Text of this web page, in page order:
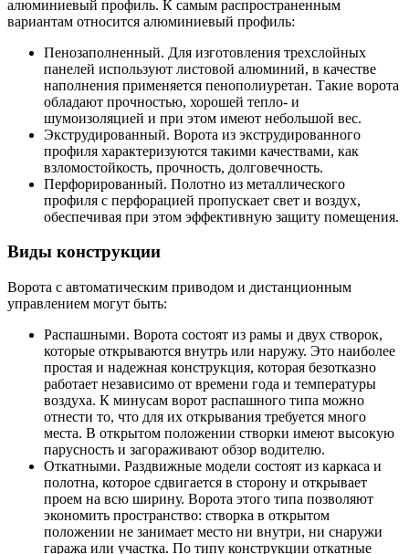
алюминиевый профиль. К самым распространенным
вариантам относится алюминиевый профиль:
Пенозаполненный. Для изготовления трехслойных
панелей используют листовой алюминий, в качестве
наполнения применяется пенополиуретан. Такие ворота
обладают прочностью, хорошей тепло- и
шумоизоляцией и при этом имеют небольшой вес.
Экструдированный. Ворота из экструдированного
профиля характеризуются такими качествами, как
взломостойкость, прочность, долговечность.
Перфорированный. Полотно из металлического
профиля с перфорацией пропускает свет и воздух,
обеспечивая при этом эффективную защиту помещения.
Виды конструкции
Ворота с автоматическим приводом и дистанционным
управлением могут быть:
Распашными. Ворота состоят из рамы и двух створок,
которые открываются внутрь или наружу. Это наиболее
простая и надежная конструкция, которая безотказно
работает независимо от времени года и температуры
воздуха. К минусам ворот распашного типа можно
отнести то, что для их открывания требуется много
места. В открытом положении створки имеют высокую
парусность и загораживают обзор водителю.
Откатными. Раздвижные модели состоят из каркаса и
полотна, которое сдвигается в сторону и открывает
проем на всю ширину. Ворота этого типа позволяют
экономить пространство: створка в открытом
положении не занимает место ни внутри, ни снаружи
гаража или участка. По типу конструкции откатные